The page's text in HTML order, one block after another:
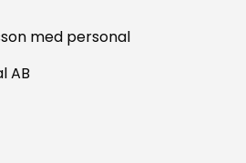
med personal
AB